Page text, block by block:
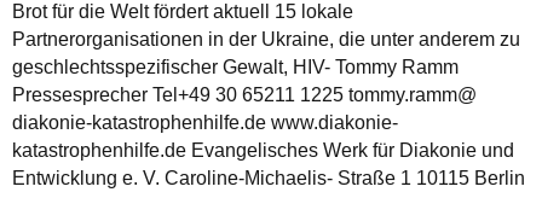
Brot für die Welt fördert aktuell 15 lokale
Partnerorganisationen in der Ukraine, die unter anderem zu
geschlechtsspezifischer Gewalt, HIV- Tommy Ramm
Pressesprecher Tel+49 30 65211 1225 tommy.ramm@
diakonie-katastrophenhilfe.de www.diakonie-
katastrophenhilfe.de Evangelisches Werk für Diakonie und
Entwicklung e. V. Caroline-Michaelis- Straße 1 10115 Berlin